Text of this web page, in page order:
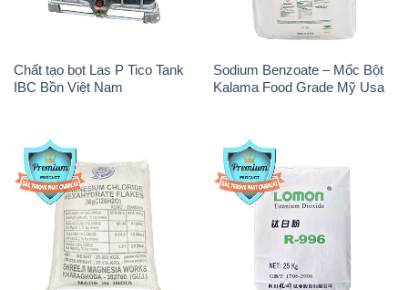
Chất tạo bọt Las P Tico Tank
IBC Bồn Việt Nam
Sodium Benzoate – Mốc Bột
Kalama Food Grade Mỹ Usa